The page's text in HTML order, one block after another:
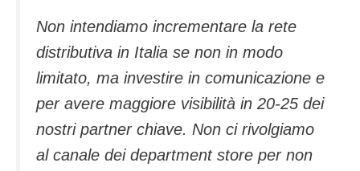
Non intendiamo incrementare la rete
distributiva in Italia se non in modo
limitato, ma investire in comunicazione e
per avere maggiore visibilità in 20-25 dei
nostri partner chiave. Non ci rivolgiamo
al canale dei department store per non